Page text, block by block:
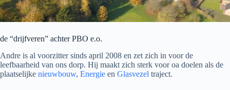
de “drijfveren” achter PBO e.o.
Andre is al voorzitter sinds april 2008 en zet zich in voor de
leefbaarheid van ons dorp. Hij maakt zich sterk voor oa doelen als de
plaatselijke nieuwbouw, Energie en Glasvezel traject.